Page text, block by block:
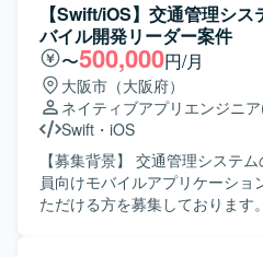
【Swift/iOS】交通管理シ
バイル開発リーダー案件
〜500,000円/月
大阪市（大阪府）
ネイティブアプリエンジニア
Swift ・ iOS
【募集背景】 交通管理システ
員向けモバイルアプリケーシ
ただける方を募集しております。 【作業内容】 現場巡回員